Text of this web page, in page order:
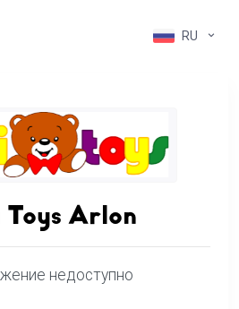
RU
Toys Arlon
недоступно